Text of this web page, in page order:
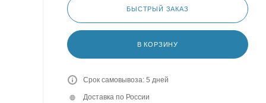
БЫСТРЫЙ ЗАКАЗ
В КОРЗИНУ
Срок самовывоза: 5 дней
Доставка по России